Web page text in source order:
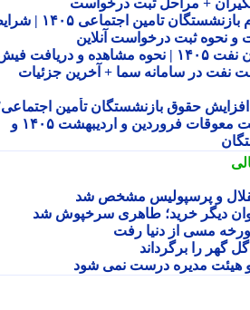
+ مراحل ثبت درخواست
ثبت نام غیر حضوری وام بازنشستگان تامین اجتماعی ۱۴۰۵ | شرایط
ثبت درخواست آنلاین
فیش حقوق بازنشستگان نفت ۱۴۰۵ | نحوه مشاهده و دریافت فیش
در سامانه سما + آخرین جزئیات
حقوق بازنشستگان تأمین اجتماعی؛
آخرین خبر از زمان پرداخت معوقات فروردین و اردیبهشت ۱۴۰۵ و
و پرسپولیس مشخص شد
دیگر خرید؛ طاهری سرخپوش شد
مسی از دنیا رفت
را برگرداند
مدیره درست نمی شود